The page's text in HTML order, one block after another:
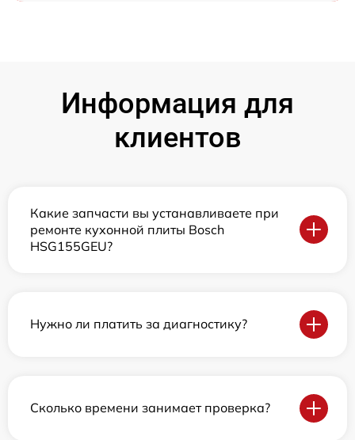
Информация для
клиентов
Какие запчасти вы устанавливаете при
ремонте кухонной плиты Bosch
HSG155GEU?
Нужно ли платить за диагностику?
Сколько времени занимает проверка?